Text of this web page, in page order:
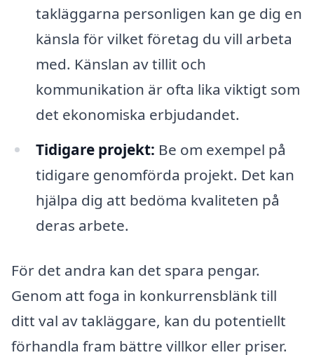
takläggarna personligen kan ge dig en
känsla för vilket företag du vill arbeta
med. Känslan av tillit och
kommunikation är ofta lika viktigt som
det ekonomiska erbjudandet.
Tidigare projekt: Be om exempel på
tidigare genomförda projekt. Det kan
hjälpa dig att bedöma kvaliteten på
deras arbete.
För det andra kan det spara pengar.
Genom att foga in konkurrensblänk till
ditt val av takläggare, kan du potentiellt
förhandla fram bättre villkor eller priser.